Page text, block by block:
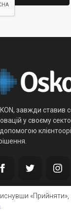
завжди ставив
у своєму
«Прийняти»,